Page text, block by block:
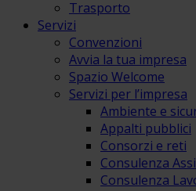
Trasporto
Servizi
Convenzioni
Avvia la tua impresa
Spazio Welcome
Servizi per l’impresa
Ambiente e
Appalti pubblici
Consorzi e reti
Consulenza
Consulenza